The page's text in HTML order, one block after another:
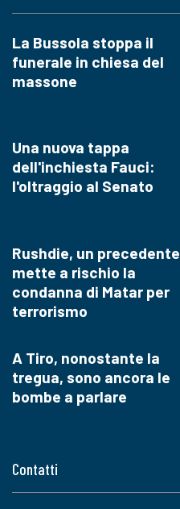
Contatti
La Bussola stoppa il
funerale in chiesa del
massone
Una nuova tappa
dell'inchiesta Fauci:
l'oltraggio al Senato
Rushdie, un precedente
mette a rischio la
condanna di Matar per
terrorismo
A Tiro, nonostante la
tregua, sono ancora le
bombe a parlare